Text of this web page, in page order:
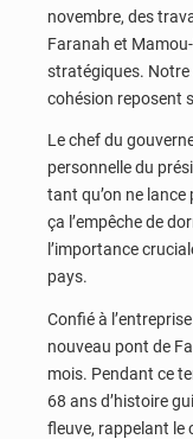
novembre, des
Faranah et
stratégiques.
cohésion reposent
Le chef du
personnelle du
tant qu’on ne
ça l’empêche de
l’importance
pays.
Confié à
nouveau pont de
mois. Pendant ce
68 ans d’histoire
fleuve, rappelant le